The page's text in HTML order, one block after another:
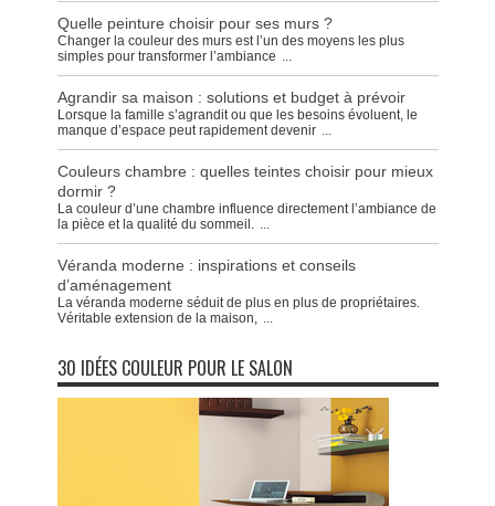
Quelle peinture choisir pour ses murs ?
Changer la couleur des murs est l’un des moyens les plus
simples pour transformer l’ambiance ...
Agrandir sa maison : solutions et budget à prévoir
Lorsque la famille s’agrandit ou que les besoins évoluent, le
manque d’espace peut rapidement devenir ...
Couleurs chambre : quelles teintes choisir pour mieux
dormir ?
La couleur d’une chambre influence directement l’ambiance de
la pièce et la qualité du sommeil. ...
Véranda moderne : inspirations et conseils
d’aménagement
La véranda moderne séduit de plus en plus de propriétaires.
Véritable extension de la maison, ...
30 IDÉES COULEUR POUR LE SALON